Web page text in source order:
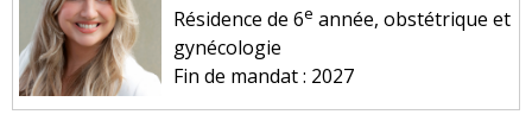
Résidence de 6e année, obstétrique et
gynécologie
Fin de mandat : 2027